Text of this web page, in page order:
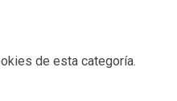
de esta categoría.